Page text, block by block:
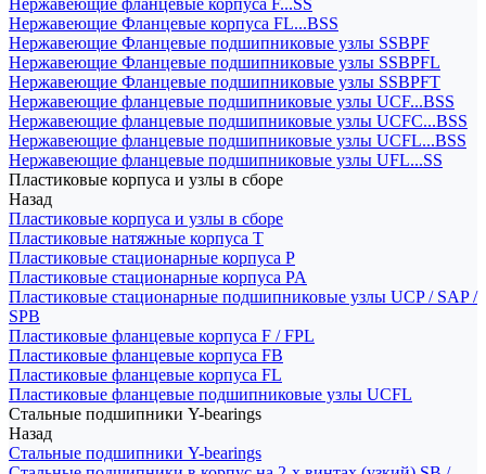
Нержавеющие фланцевые корпуса F...SS
Нержавеющие Фланцевые корпуса FL...BSS
Нержавеющие Фланцевые подшипниковые узлы SSBPF
Нержавеющие Фланцевые подшипниковые узлы SSBPFL
Нержавеющие Фланцевые подшипниковые узлы SSBPFT
Нержавеющие фланцевые подшипниковые узлы UCF...BSS
Нержавеющие фланцевые подшипниковые узлы UCFC...BSS
Нержавеющие фланцевые подшипниковые узлы UCFL...BSS
Нержавеющие фланцевые подшипниковые узлы UFL...SS
Пластиковые корпуса и узлы в сборе
Назад
Пластиковые корпуса и узлы в сборе
Пластиковые натяжные корпуса T
Пластиковые стационарные корпуса P
Пластиковые стационарные корпуса PA
Пластиковые стационарные подшипниковые узлы UCP / SAP /
SPB
Пластиковые фланцевые корпуса F / FPL
Пластиковые фланцевые корпуса FB
Пластиковые фланцевые корпуса FL
Пластиковые фланцевые подшипниковые узлы UCFL
Стальные подшипники Y-bearings
Назад
Стальные подшипники Y-bearings